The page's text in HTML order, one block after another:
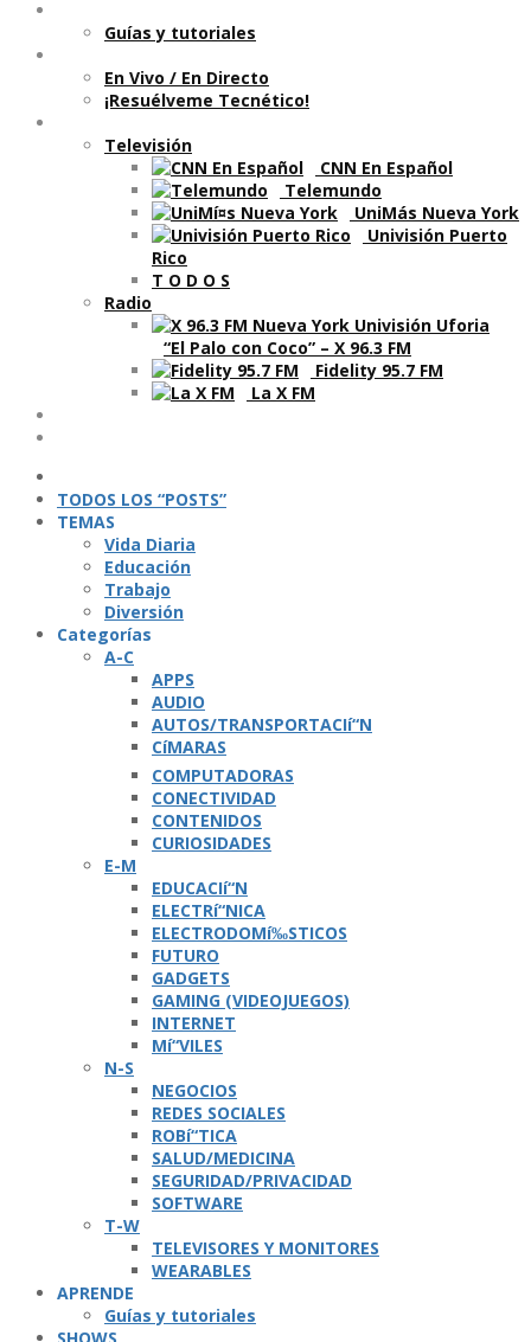
Guí­as y tutoriales
En Vivo / En Directo
¡Resuélveme Tecnético!
Televisión
CNN En Español
Telemundo
UniMás Nueva York
Univisión Puerto
Rico
T O D O S
Radio
“El Palo con Coco” – X 96.3 FM
Fidelity 95.7 FM
La X FM
TODOS LOS “POSTS”
TEMAS
Vida Diaria
Educación
Trabajo
Diversión
Categorí­as
A-C
APPS
AUDIO
AUTOS/TRANSPORTACIí“N
CíMARAS
COMPUTADORAS
CONECTIVIDAD
CONTENIDOS
CURIOSIDADES
E-M
EDUCACIí“N
ELECTRí“NICA
ELECTRODOMí‰STICOS
FUTURO
GADGETS
GAMING (VIDEOJUEGOS)
INTERNET
Mí“VILES
N-S
NEGOCIOS
REDES SOCIALES
ROBí“TICA
SALUD/MEDICINA
SEGURIDAD/PRIVACIDAD
SOFTWARE
T-W
TELEVISORES Y MONITORES
WEARABLES
APRENDE
Guí­as y tutoriales